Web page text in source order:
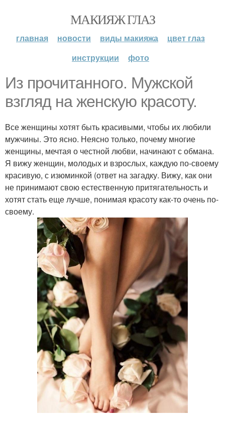
МАКИЯЖ ГЛАЗ
главная новости виды макияжа
цвет глаз
инструкции
фото
Из прочитанного. Мужской
взгляд на женскую красоту.
Все женщины хотят быть красивыми, чтобы их любили
мужчины. Это ясно. Неясно только, почему многие
женщины, мечтая о честной любви, начинают с обмана.
Я вижу женщин, молодых и взрослых, каждую по-своему
красивую, с изюминкой (ответ на загадку. Вижу, как они
не принимают свою естественную притягательность и
хотят стать еще лучше, понимая красоту как-то очень по-
своему.